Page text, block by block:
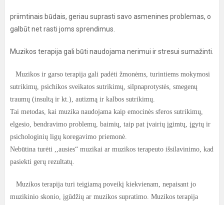
priimtinais būdais, geriau suprasti savo asmenines problemas, o
galbūt net rasti joms sprendimus.
Muzikos terapija gali būti naudojama nerimui ir stresui sumažinti.
Muzikos ir garso terapija gali padėti žmonėms, turintiems mokymosi
sutrikimų, psichikos sveikatos sutrikimų, silpnaprotystės, smegenų
traumų (insultą ir kt.), autizmą ir kalbos sutrikimų.
Tai metodas, kai muzika naudojama kaip emocinės sferos sutrikimų,
elgesio, bendravimo problemų, baimių, taip pat įvairių įgimtų, įgytų ir
psichologinių ligų koregavimo priemonė.
Nebūtina turėti ,,ausies“ muzikai ar muzikos terapeuto išsilavinimo, kad
pasiekti gerų rezultatų.
Muzikos terapija turi teigiamą poveikį kiekvienam, nepaisant jo
muzikinio skonio, įgūdžių ar muzikos supratimo. Muzikos terapija